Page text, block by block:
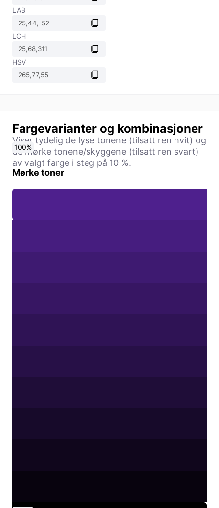
LAB
LCH
HSV
Fargevarianter og kombinasjoner
Viser tydelig de lyse tonene (tilsatt ren hvit) og
de mørke tonene/skyggene (tilsatt ren svart)
av valgt farge i steg på 10 %.
Mørke toner
0%
10%
20%
30%
40%
50%
60%
70%
80%
90%
100%